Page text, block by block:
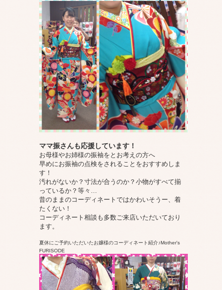
ママ振さんも応援しています！
お母様やお姉様の振袖をとお考えの方へ
早めにお振袖の点検をされることをおすすめしま
す！
汚れがないか？寸法が合うのか？小物がすべて揃
っているか？等々…
昔のままのコーディネートではかわいそうー、着
たくない！
コーディネート相談も多数ご来店いただいており
ます。
夏休にご予約いただいたお嬢様のコーディネート紹介♪Mother's
FURISODE